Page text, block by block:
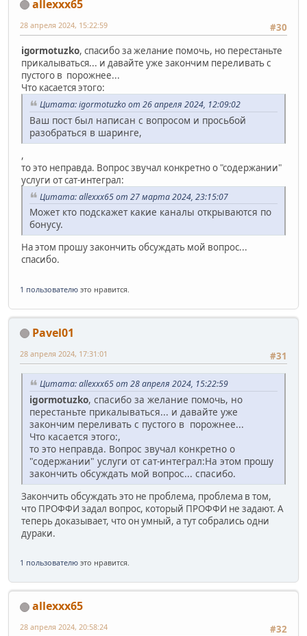
allexxx65
#30
28 апреля 2024, 15:22:59
igormotuzko, спасибо за желание помочь, но перестаньте
прикалываться... и давайте уже закончим переливать с
пустого в порожнее...
Что касается этого:
Цитата: igormotuzko от 26 апреля 2024, 12:09:02
Ваш пост был написан с вопросом и просьбой
разобраться в шаринге,
,
то это неправда. Вопрос звучал конкретно о "содержании"
услуги от сат-интеграл:
Цитата: allexxx65 от 27 марта 2024, 23:15:07
Может кто подскажет какие каналы открываются по
бонусу.
На этом прошу закончить обсуждать мой вопрос...
спасибо.
1 пользователю это нравится.
Pavel01
#31
28 апреля 2024, 17:31:01
Цитата: allexxx65 от 28 апреля 2024, 15:22:59
igormotuzko, спасибо за желание помочь, но
перестаньте прикалываться... и давайте уже
закончим переливать с пустого в порожнее...
Что касается этого:,
то это неправда. Вопрос звучал конкретно о
"содержании" услуги от сат-интеграл:На этом прошу
закончить обсуждать мой вопрос... спасибо.
Закончить обсуждать это не проблема, проблема в том,
что ПРОФФИ задал вопрос, который ПРОФФИ не задают. А
теперь доказывает, что он умный, а тут собрались одни
дураки.
1 пользователю это нравится.
allexxx65
#32
28 апреля 2024, 20:58:24